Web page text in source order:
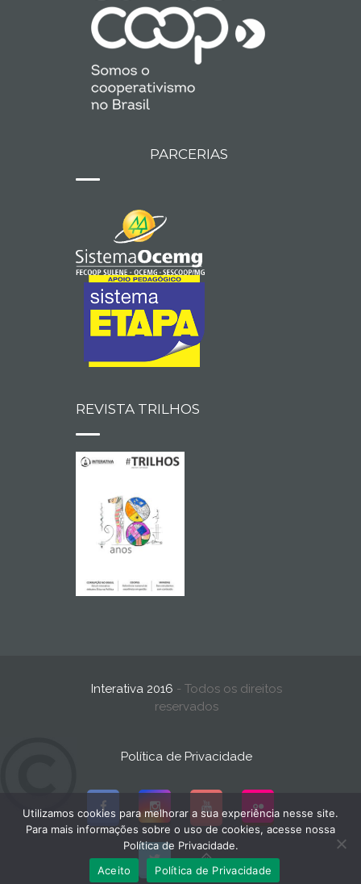
PARCERIAS
REVISTA TRILHOS
Interativa 2016 - Todos os direitos
reservados
Política de Privacidade
Utilizamos cookies para melhorar a sua experiência nesse site.
Para mais informações sobre o uso de cookies, acesse nossa
Política de Privacidade.
Aceito
Política de Privacidade